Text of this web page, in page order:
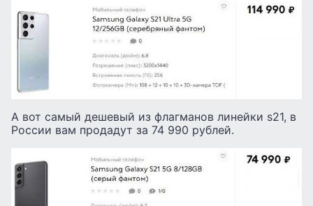
А вот самый дешевый из флагманов линейки s21, в
России вам продадут за 74 990 рублей.